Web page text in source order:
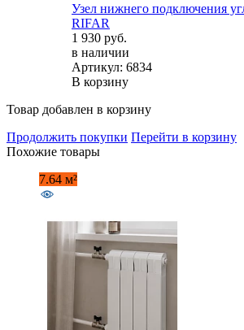
Узел нижнего подключения
RIFAR
1 930 руб.
в наличии
Артикул: 6834
В корзину
Товар добавлен в корзину
Продолжить покупки Перейти в корзину
Похожие товары
7.64 м²